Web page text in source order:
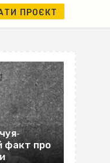
ПРОЄКТ
факт про